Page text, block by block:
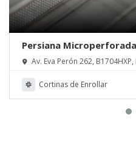
Persiana Microperforada
S.R.L.
Av. Eva Perón 262,
Cortinas de Enrollar